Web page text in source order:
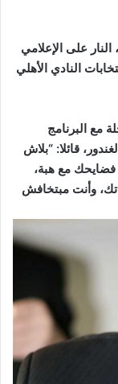
على الإعلامي
النادي الأهلي
مع البرنامج
قائلا: “بلاش
فضايحك مع هبة،
وأنت مبتخافش